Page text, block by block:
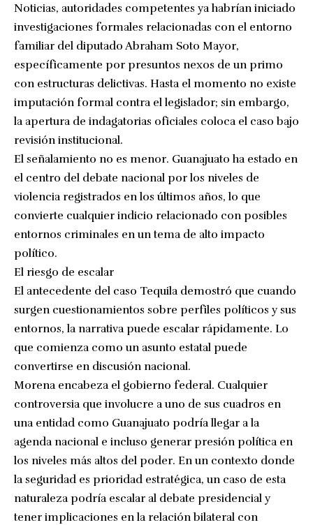
Noticias, autoridades competentes ya habrían iniciado
investigaciones formales relacionadas con el entorno
familiar del diputado Abraham Soto Mayor,
específicamente por presuntos nexos de un primo
con estructuras delictivas. Hasta el momento no existe
imputación formal contra el legislador; sin embargo,
la apertura de indagatorias oficiales coloca el caso bajo
revisión institucional.
El señalamiento no es menor. Guanajuato ha estado en
el centro del debate nacional por los niveles de
violencia registrados en los últimos años, lo que
convierte cualquier indicio relacionado con posibles
entornos criminales en un tema de alto impacto
político.
El riesgo de escalar
El antecedente del caso Tequila demostró que cuando
surgen cuestionamientos sobre perfiles políticos y sus
entornos, la narrativa puede escalar rápidamente. Lo
que comienza como un asunto estatal puede
convertirse en discusión nacional.
Morena encabeza el gobierno federal. Cualquier
controversia que involucre a uno de sus cuadros en
una entidad como Guanajuato podría llegar a la
agenda nacional e incluso generar presión política en
los niveles más altos del poder. En un contexto donde
la seguridad es prioridad estratégica, un caso de esta
naturaleza podría escalar al debate presidencial y
tener implicaciones en la relación bilateral con